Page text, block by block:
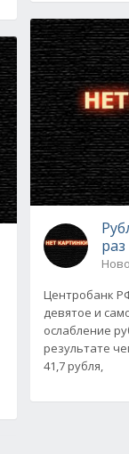
раз
Центробанк
девятое и
ослабление
результате
41,7 рубля,